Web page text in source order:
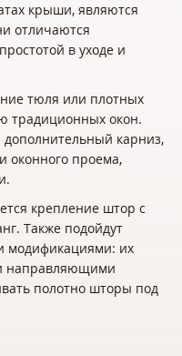
крыши, являются
отличаются
в уходе и
тюля или плотных
традиционных окон.
дополнительный карниз,
оконного проема,
крепление штор с
Также подойдут
модификациями: их
направляющими
полотно шторы под